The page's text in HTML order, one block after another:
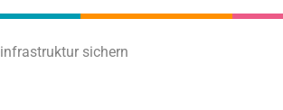
sichern